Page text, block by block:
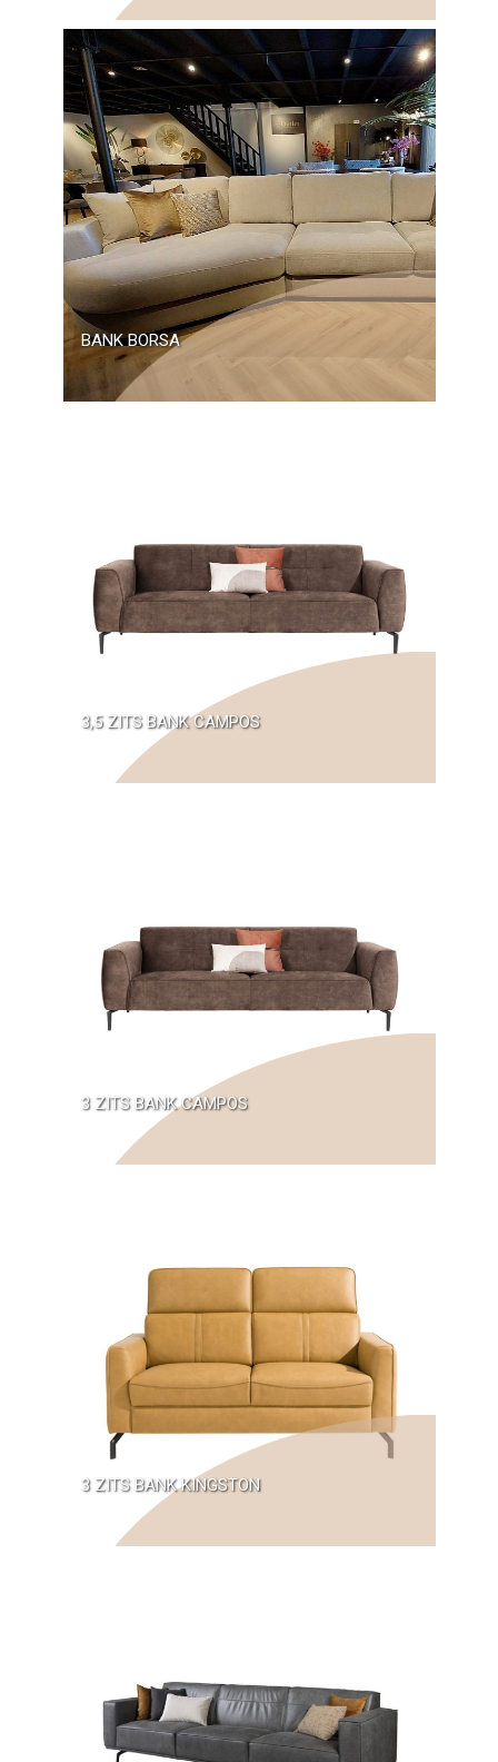
BANK BORSA
3,5 ZITS BANK CAMPOS
3 ZITS BANK CAMPOS
3 ZITS BANK KINGSTON